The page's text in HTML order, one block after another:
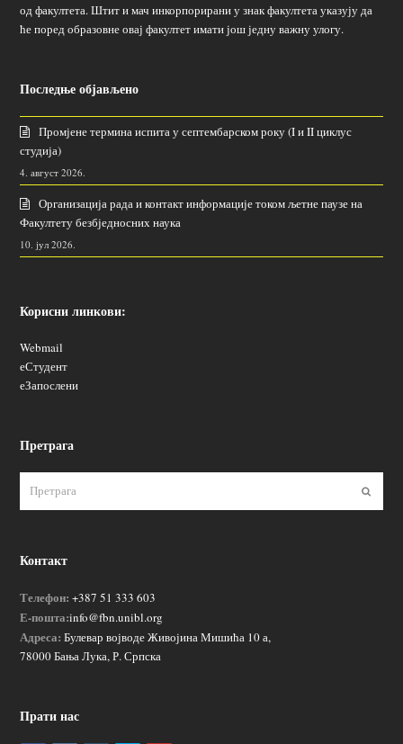
од факултета. Штит и мач инкорпорирани у знак факултета указују да
ће поред образовне овај факултет имати још једну важну улогу.
Последње објављено
Промјене термина испита у септембарском року (I и II циклус
студија)
4. август 2026.
Организација рада и контакт информације током љетне паузе на
Факултету безбједносних наука
10. јул 2026.
Корисни линкови:
Webmail
еСтудент
еЗапослени
Претрага
Контакт
Телефон: +387 51 333 603
Е-пошта:info@fbn.unibl.org
Адреса: Булевар војводе Живојина Мишића 10 а,
78000 Бања Лука, Р. Српска
Прати нас